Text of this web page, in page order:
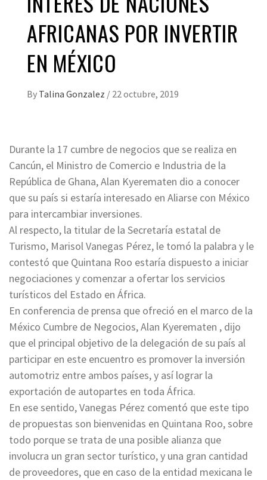
AFRICANAS POR INVERTIR
EN MÉXICO
By Talina Gonzalez / 22 octubre, 2019
Durante la 17 cumbre de negocios que se realiza en
Cancún, el Ministro de Comercio e Industria de la
República de Ghana, Alan Kyerematen dio a conocer
que su país si estaría interesado en Aliarse con México
para intercambiar inversiones.
Al respecto, la titular de la Secretaría estatal de
Turismo, Marisol Vanegas Pérez, le tomó la palabra y le
contestó que Quintana Roo estaría dispuesto a iniciar
negociaciones y comenzar a ofertar los servicios
turísticos del Estado en África.
En conferencia de prensa que ofreció en el marco de la
México Cumbre de Negocios, Alan Kyerematen , dijo
que el principal objetivo de la delegación de su país al
participar en este encuentro es promover la inversión
automotriz entre ambos países, y así lograr la
exportación de autopartes en toda África.
En ese sentido, Vanegas Pérez comentó que este tipo
de propuestas son bienvenidas en Quintana Roo, sobre
todo porque se trata de una posible alianza que
involucra un gran sector turístico, y una gran cantidad
de proveedores, que en caso de la entidad mexicana le